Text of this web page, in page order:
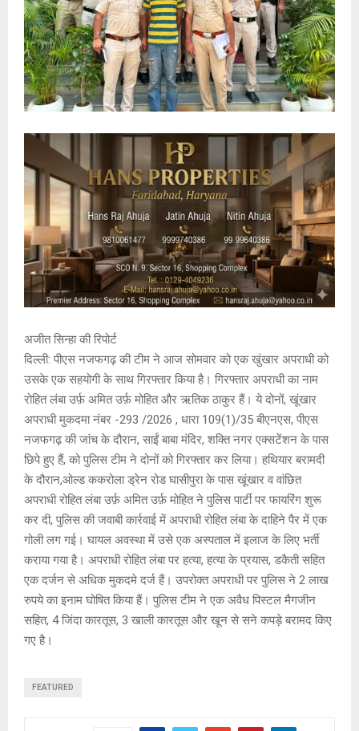
अजीत सिन्हा की रिपोर्ट
दिल्ली: पीएस नजफगढ़ की टीम ने आज सोमवार को एक खुंखार अपराधी को
उसके एक सहयोगी के साथ गिरफ्तार किया है। गिरफ्तार अपराधी का नाम
रोहित लंबा उर्फ़ अमित उर्फ़ मोहित और ऋतिक ठाकुर हैं। ये दोनों, खूंखार
अपराधी मुकदमा नंबर -293 /2026 , धारा 109(1)/35 बीएनएस, पीएस
नजफगढ़ की जांच के दौरान, साईं बाबा मंदिर, शक्ति नगर एक्सटेंशन के पास
छिपे हुए हैं, को पुलिस टीम ने दोनों को गिरफ्तार कर लिया। हथियार बरामदी
के दौरान,ओल्ड ककरोला ड्रेन रोड घासीपुरा के पास खूंखार व वांछित
अपराधी रोहित लंबा उर्फ़ अमित उर्फ़ मोहित ने पुलिस पार्टी पर फायरिंग शुरू
कर दी, पुलिस की जवाबी कार्रवाई में अपराधी रोहित लंबा के दाहिने पैर में एक
गोली लग गई। घायल अवस्था में उसे एक अस्पताल में इलाज के लिए भर्ती
कराया गया है। अपराधी रोहित लंबा पर हत्या, हत्या के प्रयास, डकैती सहित
एक दर्जन से अधिक मुकदमे दर्ज हैं। उपरोक्त अपराधी पर पुलिस ने 2 लाख
रुपये का इनाम घोषित किया हैं। पुलिस टीम ने एक अवैध पिस्टल मैगजीन
सहित, 4 जिंदा कारतूस, 3 खाली कारतूस और खून से सने कपड़े बरामद किए
गए है।
FEATURED